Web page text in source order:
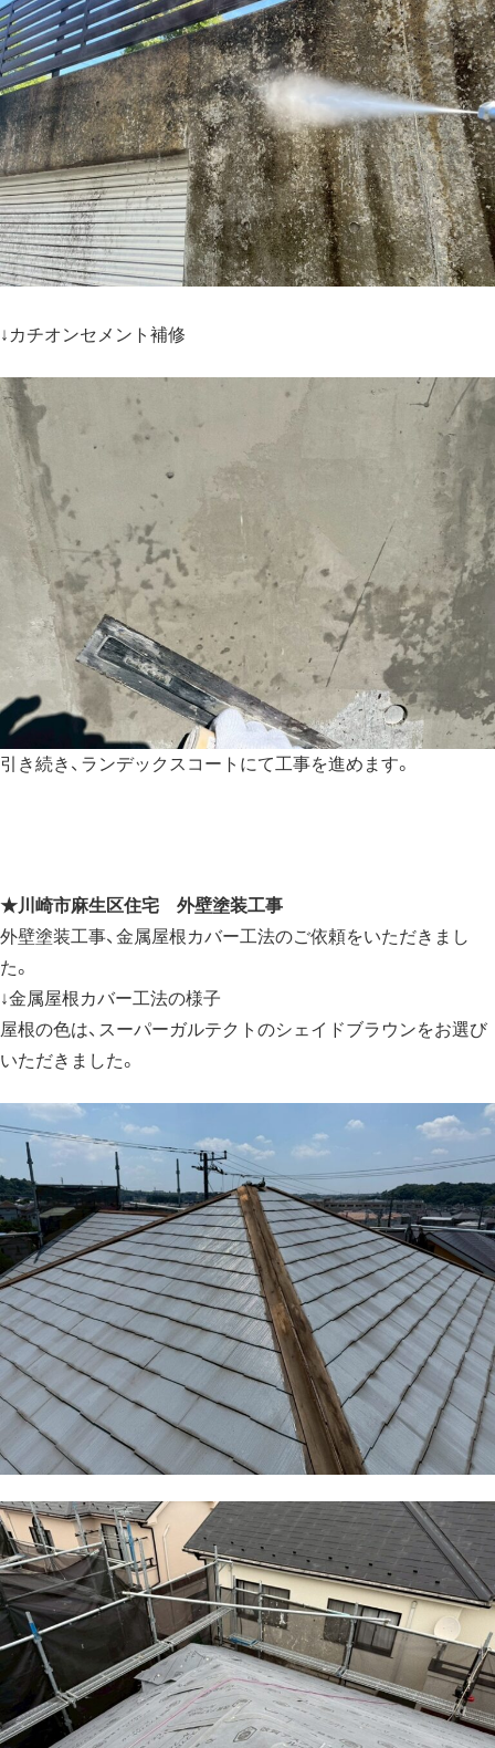
↓カチオンセメント補修
引き続き、ランデックスコートにて工事を進めます。
★川崎市麻生区住宅 外壁塗装工事
外壁塗装工事、金属屋根カバー工法のご依頼をいただきまし
た。
↓金属屋根カバー工法の様子
屋根の色は、スーパーガルテクトのシェイドブラウンをお選び
いただきました。